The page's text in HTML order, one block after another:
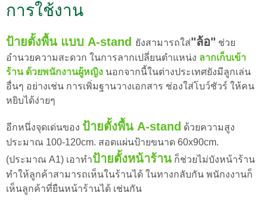
การใช้งาน
ป้ายตั้งพื้น แบบ A-stand ยังสามารถใส่"ล้อ" ช่วย
อำนวยความสะดวก ในการลากเปลี่ยนตำแหน่ง ลากเก็บเข้า
ร้าน ด้วยพนักงานผู้หญิง นอกจากนี้ในต่างประเทศยังมีลูกเล่น
อื่นๆ อย่างเช่น การเพิ่มฐานวางเอกสาร ช่องใส่โบว์ชัวร์ ให้คน
หยิบได้ง่ายๆ
อีกหนึ่งจุดเด่นของ ป้ายตั้งพื้น A-stand ด้วยความสูง
ประมาณ 100-120cm. สอดแผ่นป้ายขนาด 60x90cm.
(ประมาณ A1) เอาทำป้ายตั้งหน้าร้าน ก็ช่วยไม่บังหน้าร้าน
ทำให้ลูกค้าสามารถเห็นในร้านได้ ในทางกลับกัน พนักงงานก็
เห็นลูกค้าที่ยืนหน้าร้านได้ เช่นกัน